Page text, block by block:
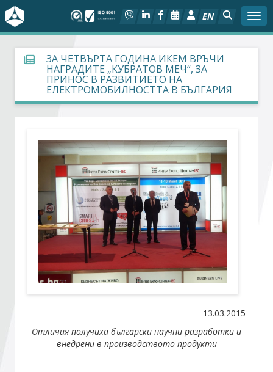
EN
За БСК
На фокус
Актуално
Социален диалог
Дейности
Арбитражен съд
Проекти
Членове
Абонирайте се!
ЗА ЧЕТВЪРТА ГОДИНА ИКЕМ ВРЪЧИ
НАГРАДИТЕ „КУБРАТОВ МЕЧ“, ЗА
ПРИНОС В РАЗВИТИЕТО НА
ЕЛЕКТРОМОБИЛНОСТТА В БЪЛГАРИЯ
13.03.2015
Отличия получиха български научни разработки и
внедрени в производството продукти